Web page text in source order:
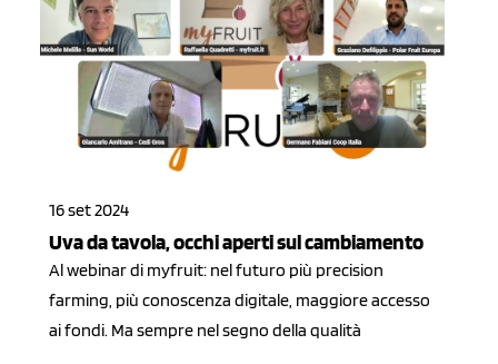
16 set 2024
Uva da tavola, occhi aperti sul cambiamento
Al webinar di myfruit: nel futuro più precision
farming, più conoscenza digitale, maggiore accesso
ai fondi. Ma sempre nel segno della qualità